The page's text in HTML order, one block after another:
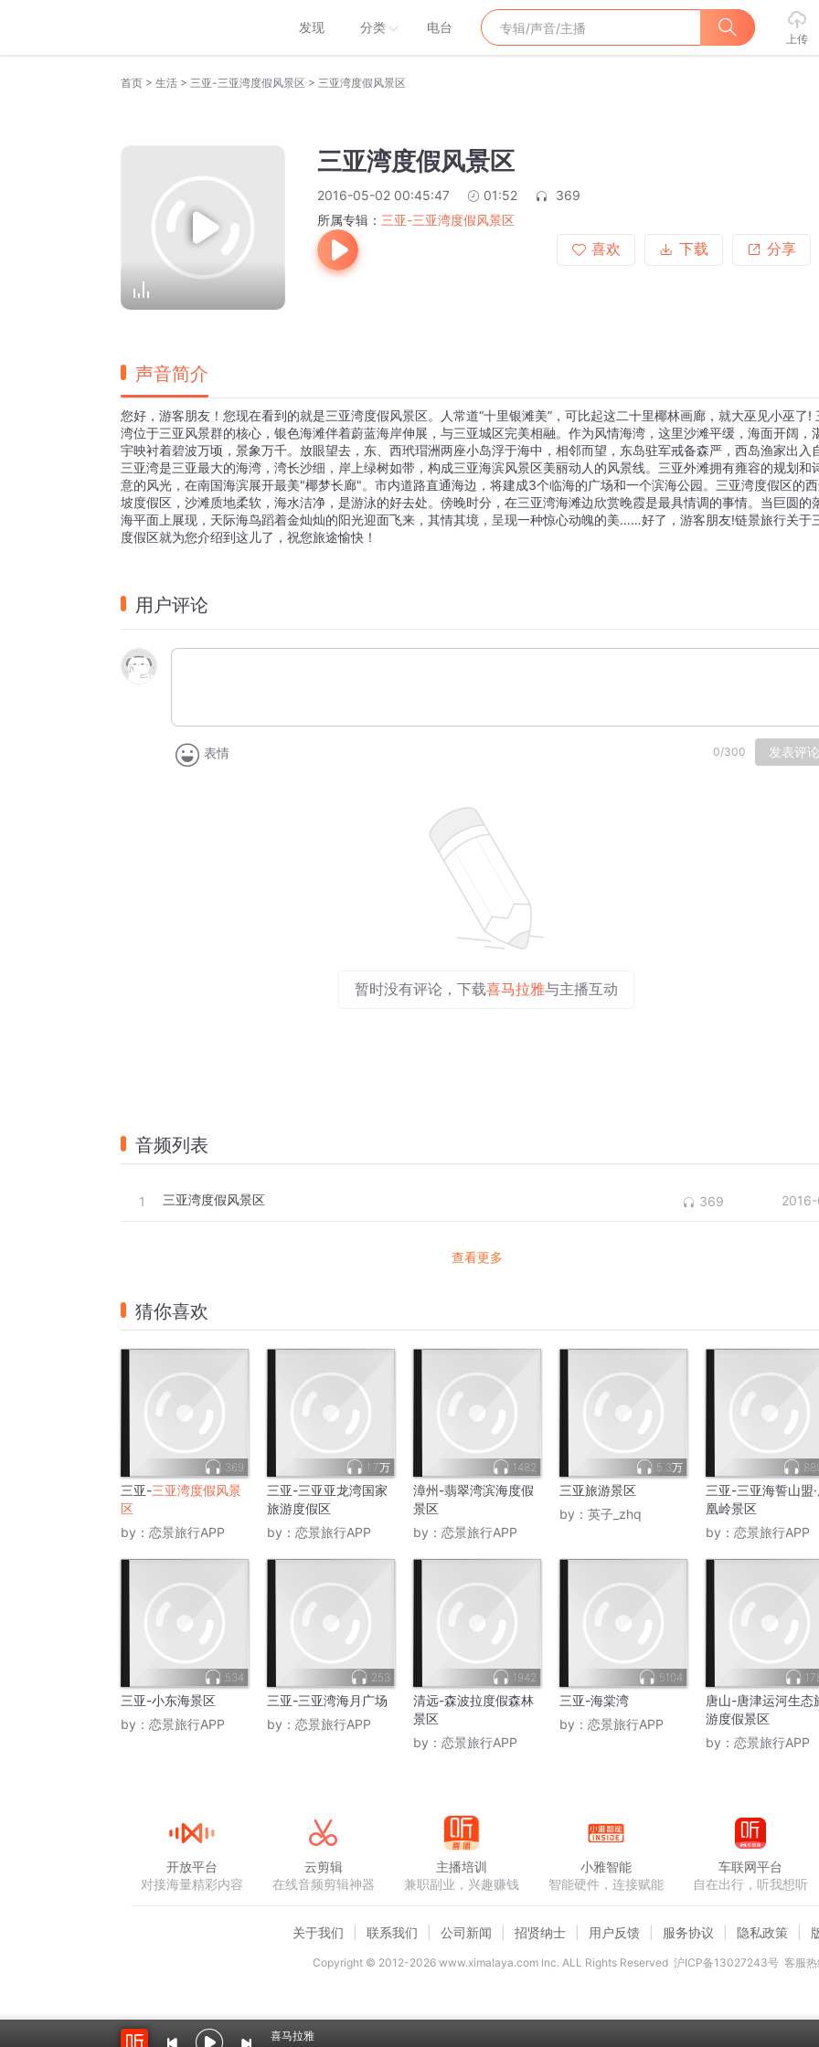
发现 分类 电台
上传
首页 > 生活 > 三亚-三亚湾度假风景区 > 三亚湾度假风景区
三亚湾度假风景区
2016-05-02 00:45:47 01:52
369
所属专辑： 三亚-三亚湾度假风景区
喜欢
下载 分享
声音简介
您好，游客朋友！您现在看到的就是三亚湾度假风景区。人常道“十里银滩美”，可比起这二十里椰林画廊，就大巫见小巫了!
湾位于三亚风景群的核心，银色海滩伴着蔚蓝海岸伸展，与三亚城区完美相融。作为风情海湾，这里沙滩平缓，海面开阔，
宇映衬着碧波万顷，景象万千。放眼望去，东、西玳瑁洲两座小岛浮于海中，相邻而望，东岛驻军戒备森严，西岛渔家出入
三亚湾是三亚最大的海湾，湾长沙细，岸上绿树如带，构成三亚海滨风景区美丽动人的风景线。三亚外滩拥有雍容的规划和
意的风光，在南国海滨展开最美"椰梦长廊"。市内道路直通海边，将建成3个临海的广场和一个滨海公园。三亚湾度假区的
坡度假区，沙滩质地柔软，海水洁净，是游泳的好去处。傍晚时分，在三亚湾海滩边欣赏晚霞是最具情调的事情。当巨圆的
海平面上展现，天际海鸟蹈着金灿灿的阳光迎面飞来，其情其境，呈现一种惊心动魄的美……好了，游客朋友!链景旅行关于
度假区就为您介绍到这儿了，祝您旅途愉快！
用户评论
表情 0/300 发表评论
暂时没有评论，下载喜马拉雅与主播互动
音频列表
1 三亚湾度假风景区 369
查看更多
猜你喜欢
369
三亚-三亚湾度假风景
区
by： 恋景旅行APP
1.7万
三亚-三亚亚龙湾国家
旅游度假区
by： 恋景旅行APP
1482
漳州-翡翠湾滨海度假
景区
by： 恋景旅行APP
5.3万
三亚旅游景区
by： 英子_zhq
三亚-三亚海誓山盟
凰岭景区
by： 恋景旅行APP
534
三亚-小东海景区
by： 恋景旅行APP
253
三亚-三亚湾海月广场
by： 恋景旅行APP
1942
清远-森波拉度假森林
景区
by： 恋景旅行APP
5104
三亚-海棠湾
by： 恋景旅行APP
唐山-唐津运河生态
游度假景区
by： 恋景旅行APP
喜马拉雅
开放平台
对接海量精彩内容
云剪辑
在线音频剪辑神器
主播培训
兼职副业，兴趣赚钱
小雅智能
智能硬件，连接赋能
车联网平台
自在出行，听我想听
关于我们 联系我们 公司新闻 招贤纳士 用户反馈 服务协议 隐私政策
Copyright © 2012-2026www.ximalaya.com lnc. ALL Rights Reserved 沪ICP备13027243号 客服